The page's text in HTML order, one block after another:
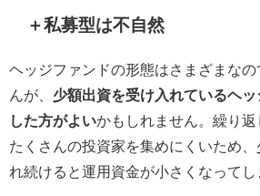
＋私募型は不自然
ヘッジファンドの形態はさまざまな
んが、 少額出資を受け入れているヘ
した方がよいかもしれません。繰り
たくさんの投資家を集めにくいため、
れ続けると運用資金が小さくなってし